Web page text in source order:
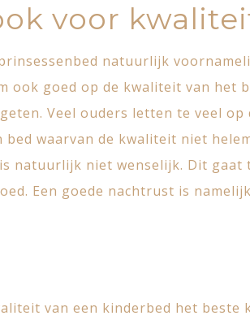
voor
natuurlijk
ook goed op de kwaliteit van het
Veel ouders letten te veel
bed waarvan de kwaliteit niet
natuurlijk niet wenselijk. Dit gaat
Een goede nachtrust is
van een kinderbed het beste